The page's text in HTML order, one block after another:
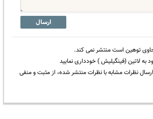
ارسال
حاوی توهین است منتشر نمی کند.
به لاتین (فینگیلیش ) خودداری نمایید
نظرات مشابه با نظرات منتشر شده، از مثبت و منفی